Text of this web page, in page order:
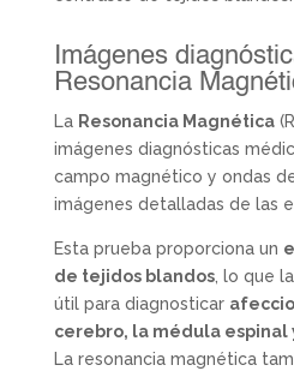
Imágenes
Resonancia
La Resonancia Magnética
imágenes diagnósticas
campo magnético y ondas
imágenes detalladas de las
Esta prueba proporciona un
de tejidos blandos, lo que
útil para diagnosticar
cerebro, la médula espinal
La resonancia magnética